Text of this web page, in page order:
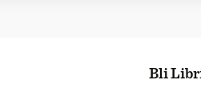
Bli